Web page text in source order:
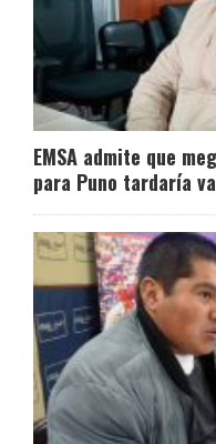
EMSA admite que
para Puno tardaría